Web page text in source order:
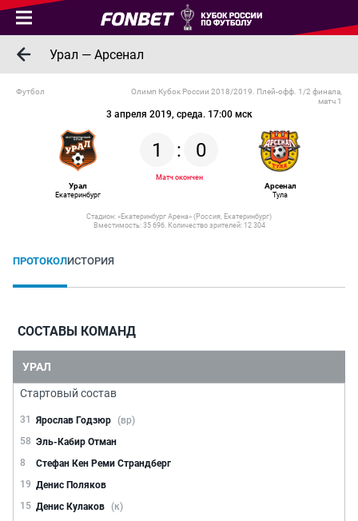
Урал — Арсенал
Футбол
3 апреля 2019, среда. 17:00 мск
Олимп Кубок России 2018/2019. Плей-офф. 1/2 финала,
матч 1
Урал
Екатеринбург
1 : 0
Матч окончен
Арсенал
Тула
Стадион: «Екатеринбург Арена» (Россия, Екатеринбург)
Вместимость: 35 696. Количество зрителей: 12 304
ПРОТОКОЛИСТОРИЯ
СОСТАВЫ КОМАНД
УРАЛ
Стартовый состав
31 Ярослав Годзюр (вр)
58 Эль-Кабир Отман
8
Стефан Кен Реми Страндберг
19 Денис Поляков
15 Денис Кулаков (к)